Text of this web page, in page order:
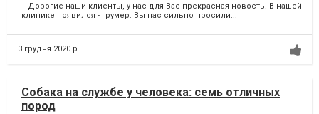
Дорогие наши клиенты, у нас для Вас прекрасная новость. В нашей
клинике появился - грумер. Вы нас сильно просили...
3 грудня 2020 р.
Собака на службе у человека: семь отличных
пород